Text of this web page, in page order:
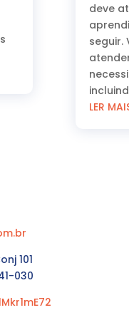
deve
seguir.
LER
101
030